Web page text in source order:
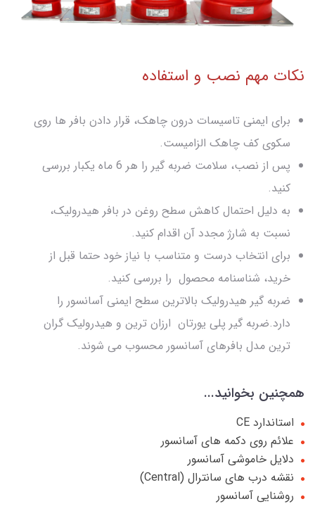
نکات مهم نصب و استفاده
برای ایمنی تاسیسات درون چاهک، قرار دادن بافر ها روی
سکوی کف چاهک الزامیست.
پس از نصب، سلامت ضربه گیر را هر 6 ماه یکبار بررسی
کنید.
به دلیل احتمال کاهش سطح روغن در بافر هیدرولیک،
نسبت به شارژ مجدد آن اقدام کنید.
برای انتخاب درست و متناسب با نیاز خود حتما قبل از
خرید، شناسنامه محصول را بررسی کنید.
ضربه گیر هیدرولیک بالاترین سطح ایمنی آسانسور را
دارد.ضربه گیر پلی یورتان ارزان ترین و هیدرولیک گران
ترین مدل بافرهای آسانسور محسوب می شوند.
همچنین بخوانید...
استاندارد CE
علائم روی دکمه های آسانسور
دلایل خاموشی آسانسور
نقشه درب های سانترال (Central)
روشنایی آسانسور